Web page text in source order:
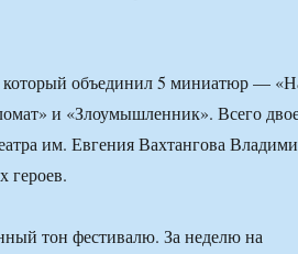
который объединил 5 миниатюр —
и «Злоумышленник». Всего
им. Евгения Вахтангова
героев.
тон фестивалю. За неделю на